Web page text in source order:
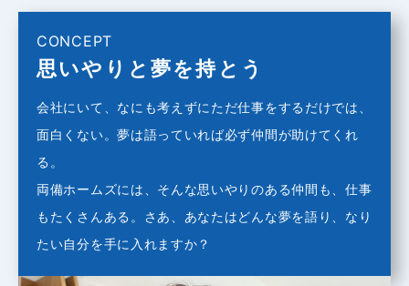
CONCEPT
思いやりと夢を持とう
会社にいて、なにも考えずにただ仕事をするだけでは、
面白くない。夢は語っていれば必ず仲間が助けてくれ
る。
両備ホームズには、そんな思いやりのある仲間も、仕事
もたくさんある。さあ、あなたはどんな夢を語り、なり
たい自分を手に入れますか？